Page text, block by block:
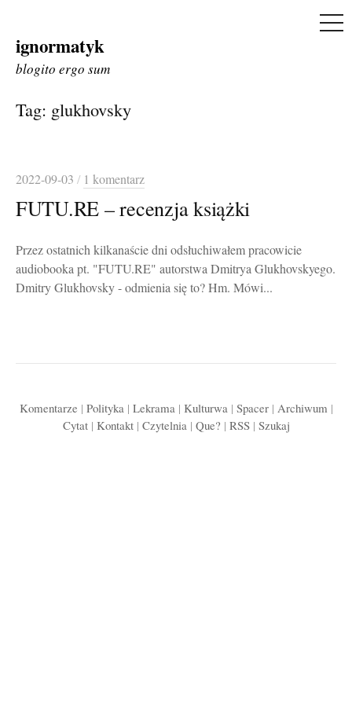
Skip
to
ignormatyk
blogito ergo sum
Tag: glukhovsky
2022-09-03 / 1 komentarz
FUTU.RE – recenzja książki
Przez ostatnich kilkanaście dni odsłuchiwałem pracowicie
audiobooka pt. "FUTU.RE" autorstwa Dmitrya Glukhovskyego.
Dmitry Glukhovsky - odmienia się to? Hm. Mówi...
Komentarze | Polityka| Lekrama| Kulturwa| Spacer| Archiwum |
Cytat| Kontakt| Czytelnia| Que? | RSS| Szukaj